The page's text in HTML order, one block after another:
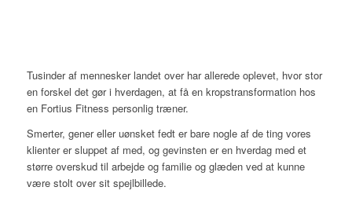
Tusinder af mennesker landet over har allerede oplevet, hvor stor
en forskel det gør i hverdagen, at få en kropstransformation hos
en Fortius Fitness personlig træner.
Smerter, gener eller uønsket fedt er bare nogle af de ting vores
klienter er sluppet af med, og gevinsten er en hverdag med et
større overskud til arbejde og familie og glæden ved at kunne
være stolt over sit spejlbillede.